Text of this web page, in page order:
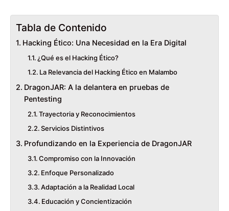
Tabla de Contenido
Hacking Ético: Una Necesidad en la Era Digital
¿Qué es el Hacking Ético?
La Relevancia del Hacking Ético en Malambo
DragonJAR: A la delantera en pruebas de
Pentesting
Trayectoria y Reconocimientos
Servicios Distintivos
Profundizando en la Experiencia de DragonJAR
Compromiso con la Innovación
Enfoque Personalizado
Adaptación a la Realidad Local
Educación y Concientización